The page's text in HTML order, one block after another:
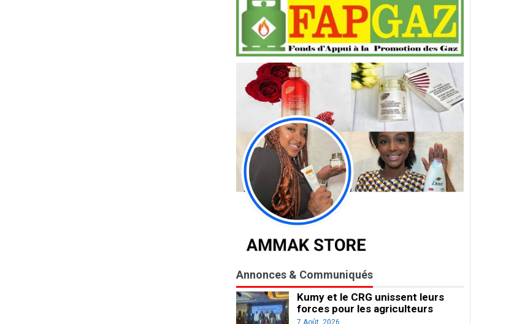
Annonces & Communiqués
Kumy et le CRG unissent leurs
forces pour les agriculteurs